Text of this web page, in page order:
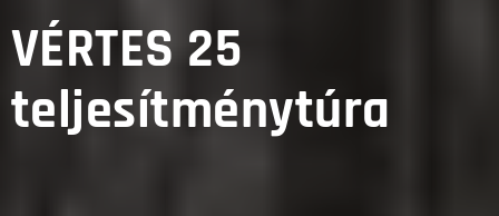
VÉRTES 25
teljesítménytúra